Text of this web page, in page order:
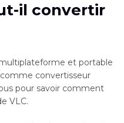
il convertir
et portable
convertisseur
pour savoir comment
VLC.